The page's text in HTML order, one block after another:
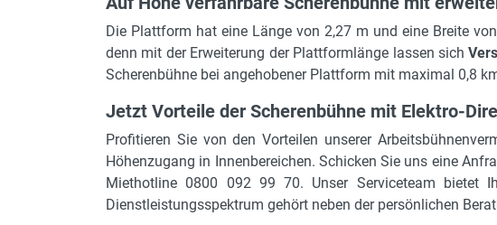
Die Plattform hat eine Länge von 2,27 m und eine Breite
denn mit der Erweiterung der Plattformlänge lassen sich
Scherenbühne bei angehobener Plattform mit maximal 0,8
Jetzt Vorteile der Scherenbühne mit Elektro-
Profitieren Sie von den Vorteilen unserer
Höhenzugang in Innenbereichen. Schicken Sie uns eine
Miethotline 0800 092 99 70. Unser Serviceteam bietet
Dienstleistungsspektrum gehört neben der persönlichen